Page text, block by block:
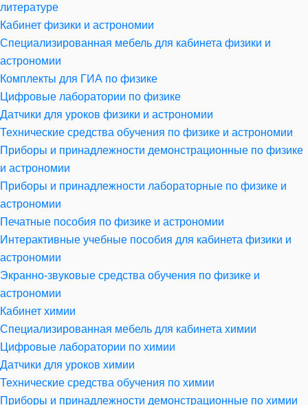
литературе
Кабинет физики и астрономии
Специализированная мебель для кабинета физики и
астрономии
Комплекты для ГИА по физике
Цифровые лаборатории по физике
Датчики для уроков физики и астрономии
Технические средства обучения по физике и астрономии
Приборы и принадлежности демонстрационные по физике
и астрономии
Приборы и принадлежности лабораторные по физике и
астрономии
Печатные пособия по физике и астрономии
Интерактивные учебные пособия для кабинета физики и
астрономии
Экранно-звуковые средства обучения по физике и
астрономии
Кабинет химии
Специализированная мебель для кабинета химии
Цифровые лаборатории по химии
Датчики для уроков химии
Технические средства обучения по химии
Приборы и принадлежности демонстрационные по химии